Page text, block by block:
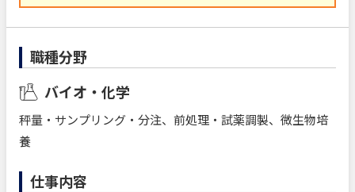
職種分野
バイオ・化学
秤量・サンプリング・分注、前処理・試薬調製、微生物培
養
仕事内容